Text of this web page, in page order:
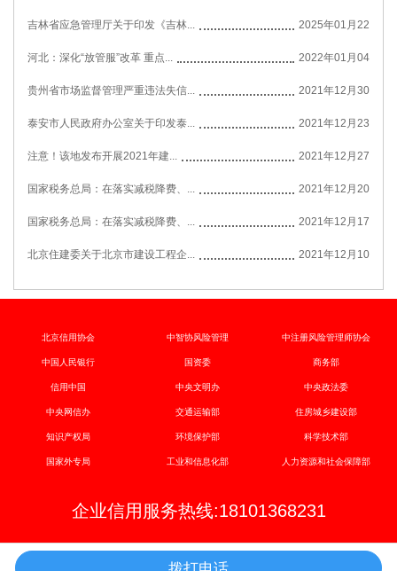
吉林省应急管理厅关于印发《吉林... 2025年01月22
河北：深化“放管服”改革 重点... 2022年01月04
贵州省市场监督管理严重违法失信... 2021年12月30
泰安市人民政府办公室关于印发泰... 2021年12月23
注意！该地发布开展2021年建... 2021年12月27
国家税务总局：在落实减税降费、... 2021年12月20
国家税务总局：在落实减税降费、... 2021年12月17
北京住建委关于北京市建设工程企... 2021年12月10
北京信用协会 中智协风险管理 中注册风险管理师协会
中国人民银行 国资委 商务部
信用中国 中央文明办 中央政法委
中央网信办 交通运输部 住房城乡建设部
知识产权局 环境保护部 科学技术部
国家外专局 工业和信息化部 人力资源和社会保障部
企业信用服务热线:18101368231